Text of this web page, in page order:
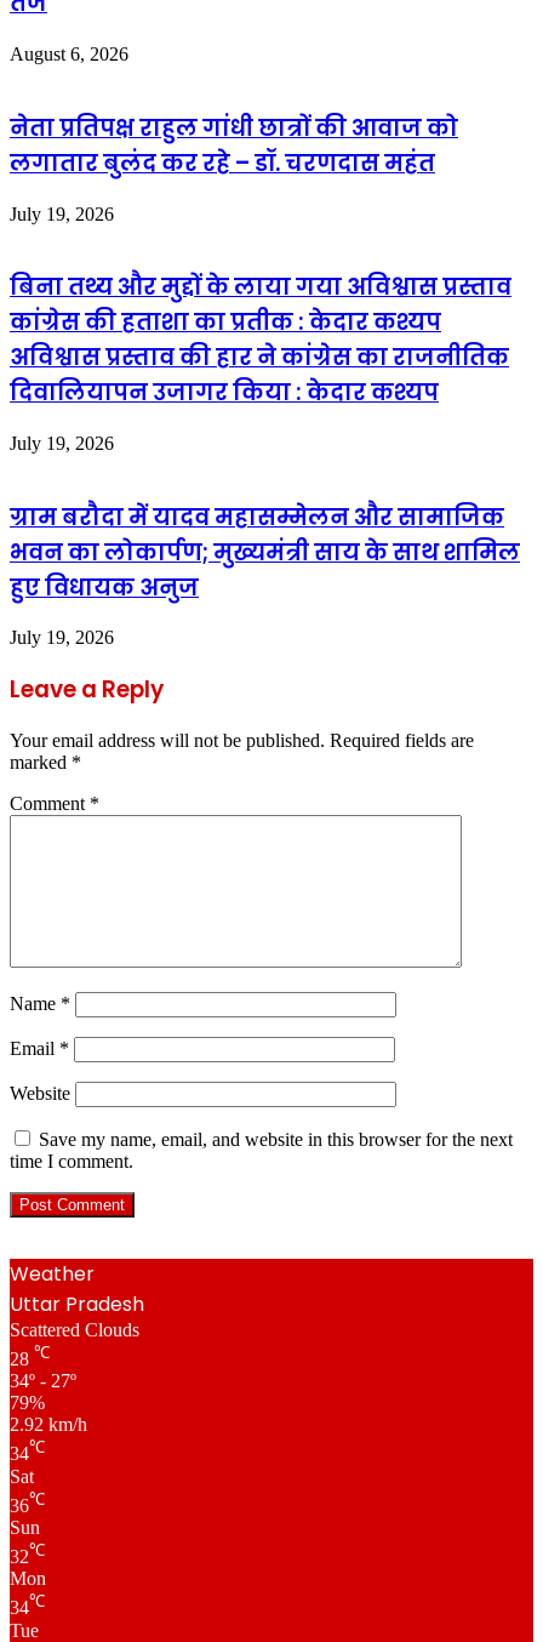
August 6, 2026
नेता प्रतिपक्ष राहुल गांधी छात्रों की आवाज को
लगातार बुलंद कर रहे – डॉ. चरणदास महंत
July 19, 2026
बिना तथ्य और मुद्दों के लाया गया अविश्वास प्रस्ताव
कांग्रेस की हताशा का प्रतीक : केदार कश्यप
अविश्वास प्रस्ताव की हार ने कांग्रेस का राजनीतिक
दिवालियापन उजागर किया : केदार कश्यप
July 19, 2026
ग्राम बरौदा में यादव महासम्मेलन और सामाजिक
भवन का लोकार्पण; मुख्यमंत्री साय के साथ शामिल
हुए विधायक अनुज
July 19, 2026
Leave a Reply
Your email address will not be published. Required fields are
marked *
Comment *
Name *
Email *
Website
Save my name, email, and website in this browser for the next
time I comment.
Weather
Uttar Pradesh
Scattered Clouds
28 ℃
34º - 27º
79%
2.92 km/h
34℃
Sat
36℃
Sun
32℃
Mon
34℃
Tue